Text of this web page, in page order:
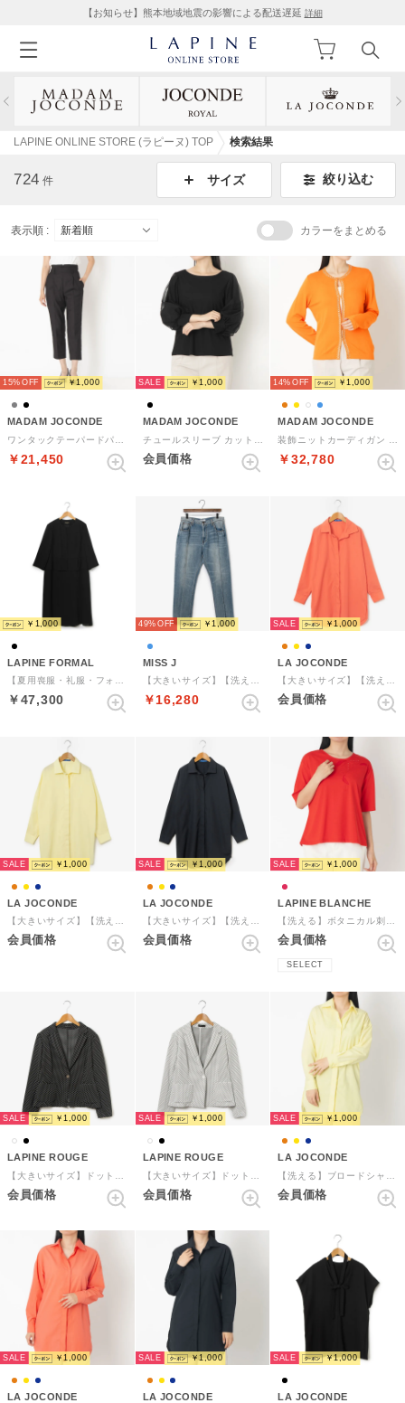
【お知らせ】熊本地域地震の影響による配送遅延 詳細
LAPINE ONLINE STORE (ラピーヌ) TOP 検索結果
724 件 サイズ 絞り込む
表示順 : カラーをまとめる
15% ￥1,000
MADAM JOCONDE
￥21,450
SALE ￥1,000
MADAM JOCONDE
会員価格
14% ￥1,000
MADAM JOCONDE
￥32,780
￥1,000
LAPINE FORMAL
￥47,300
49% ￥1,000
MISS J
￥16,280
SALE ￥1,000
LA JOCONDE
会員価格
SALE ￥1,000
LA JOCONDE
会員価格
SALE ￥1,000
LA JOCONDE
会員価格
SALE ￥1,000
LAPINE BLANCHE
会員価格
SELECT
SALE ￥1,000
LAPINE ROUGE
会員価格
SALE ￥1,000
LAPINE ROUGE
会員価格
SALE ￥1,000
LA JOCONDE
会員価格
SALE ￥1,000
LA JOCONDE
SALE ￥1,000
LA JOCONDE
SALE ￥1,000
LA JOCONDE